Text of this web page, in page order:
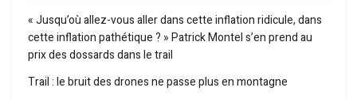
« Jusqu’où allez-vous aller dans cette inflation ridicule, dans
cette inflation pathétique ? » Patrick Montel s’en prend au
prix des dossards dans le trail
Trail : le bruit des drones ne passe plus en montagne